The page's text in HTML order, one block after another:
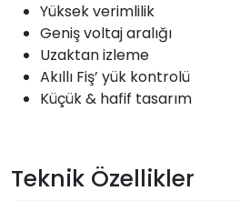
Yüksek verimlilik
Geniş voltaj aralığı
Uzaktan izleme
Akıllı Fiş’ yük kontrolü
Küçük & hafif tasarım
Teknik Özellikler